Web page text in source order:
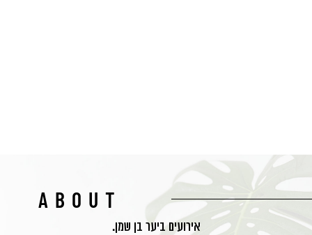
ABOUT
אירועים ביער בן שמן.